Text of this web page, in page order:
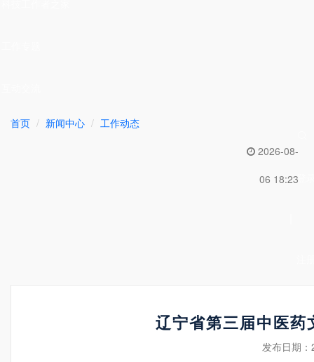
登
首页 新闻中心
工作动态
2026-08-
06 18:23
辽宁省第三届中医
发布日期：